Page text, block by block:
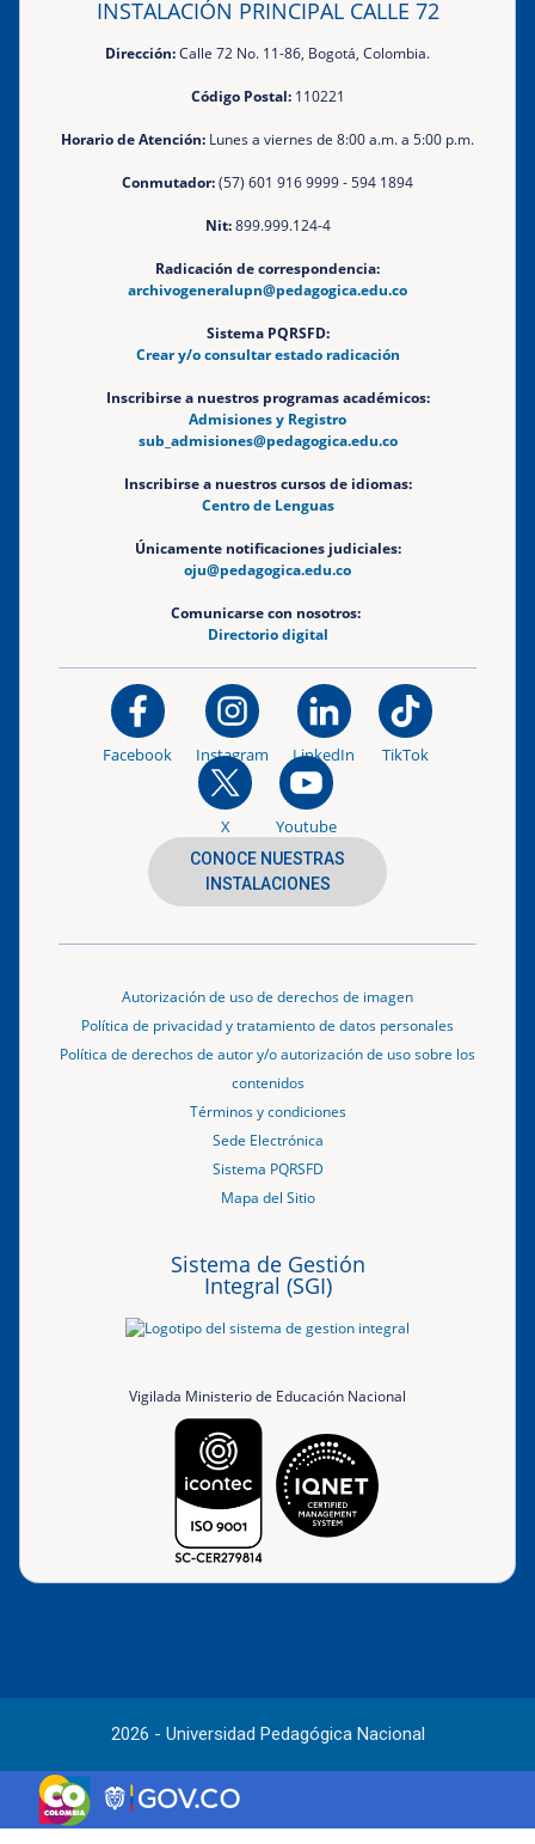
INSTALACIÓN PRINCIPAL CALLE 72
Dirección:Calle 72 No. 11-86, Bogotá, Colombia.
Código Postal:110221
Horario de Atención: Lunes a viernes de 8:00 a.m. a 5:00 p.m.
Conmutador:(57) 601 916 9999 - 594 1894
Nit:899.999.124-4
Radicación de correspondencia:
archivogeneralupn@pedagogica.edu.co
Sistema PQRSFD:
Crear y/o consultar estado radicación
Inscribirse a nuestros programas académicos:
Admisiones y Registro
sub_admisiones@pedagogica.edu.co
Inscribirse a nuestros cursos de idiomas:
Centro de Lenguas
Únicamente notificaciones judiciales:
oju@pedagogica.edu.co
Comunicarse con nosotros:
Directorio digital
Facebook Instagram LinkedIn TikTok
X Youtube
CONOCE NUESTRAS
INSTALACIONES
Autorización de uso de derechos de imagen
Política de privacidad y tratamiento de datos personales
Política de derechos de autor y/o autorización de uso sobre los
contenidos
Términos y condiciones
Sede Electrónica
Sistema PQRSFD
Mapa del Sitio
Sistema de Gestión
Integral (SGI)
Vigilada Ministerio de Educación Nacional
2026 - Universidad Pedagógica Nacional